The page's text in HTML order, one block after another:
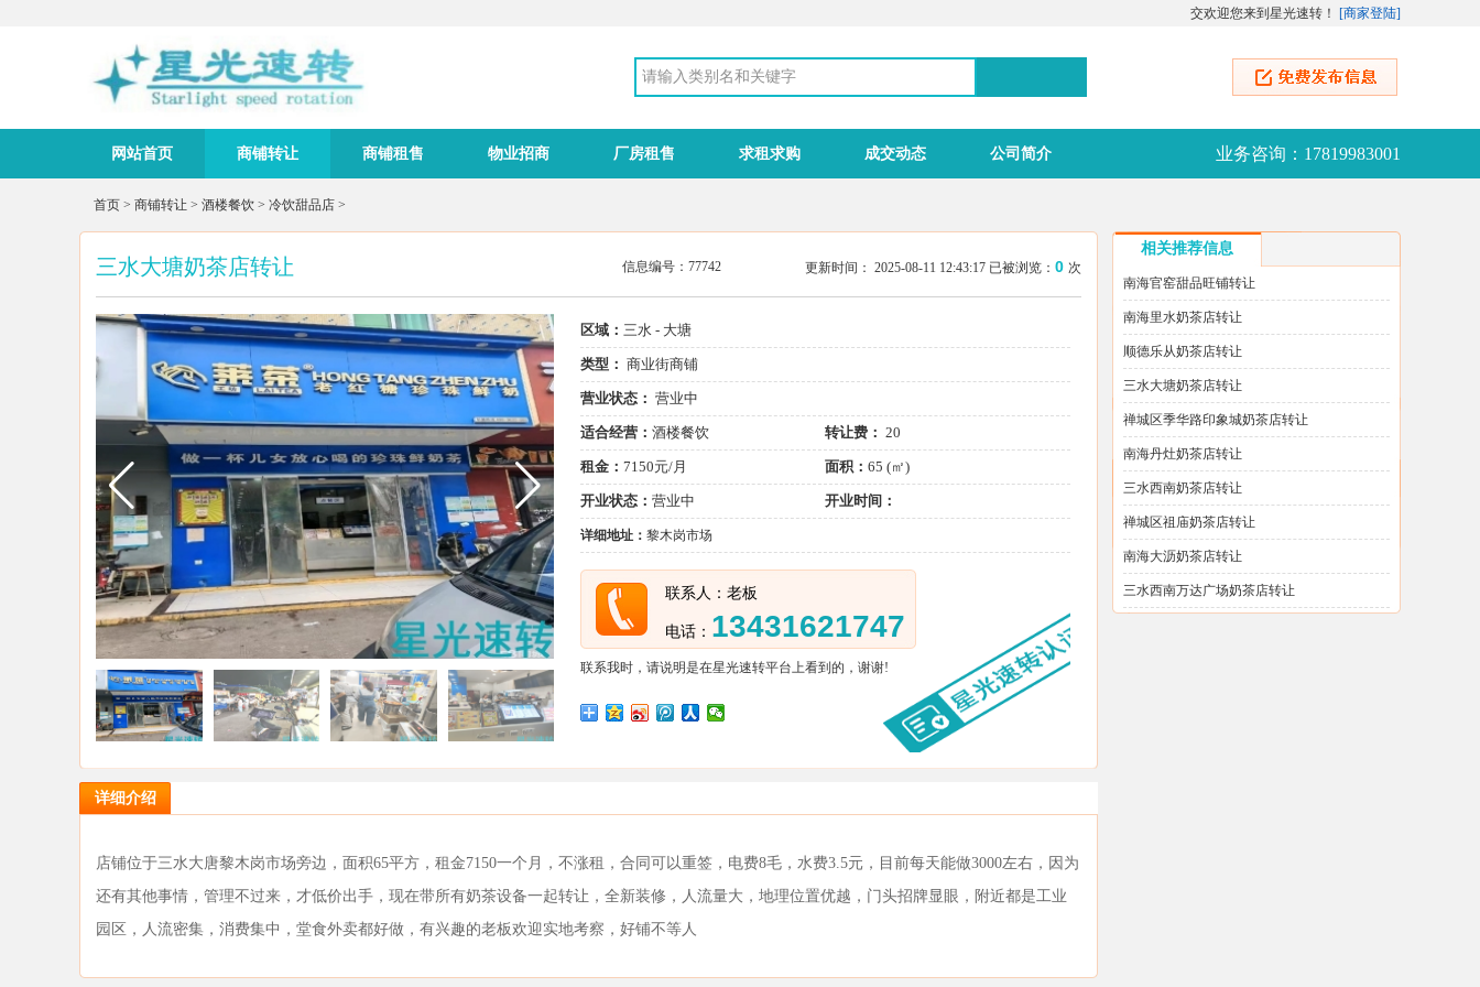
交欢迎您来到星光速转！ [商家登陆]
网站首页 商铺转让 商铺租售 物业招商 厂房租售 求租求购 成交动态 公司简介 业务咨询：17819983001
首页> 商铺转让> 酒楼餐饮> 冷饮甜品店>
三水大塘奶茶店转让 信息编号：77742 更新时间： 2025-08-11 12:43:17 已被浏览： 0 次
区域： 三水 - 大塘
类型： 商业街商铺
营业状态： 营业中
适合经营： 酒楼餐饮 转让费： 20
租金： 7150元/月 面积： 65 (㎡)
开业状态： 营业中 开业时间：
详细地址： 黎木岗市场
联系人：老板
电话： 13431621747
联系我时，请说明是在星光速转平台上看到的，谢谢!
详细介绍
店铺位于三水大唐黎木岗市场旁边，面积65平方，租金7150一个月，不涨租，合同可以重签，电费8毛，水费3.5元，目前每天能做3000左右，因为
还有其他事情，管理不过来，才低价出手，现在带所有奶茶设备一起转让，全新装修，人流量大，地理位置优越，门头招牌显眼，附近都是工业
园区，人流密集，消费集中，堂食外卖都好做，有兴趣的老板欢迎实地考察，好铺不等人
相关推荐信息
南海官窑甜品旺铺转让
南海里水奶茶店转让
顺德乐从奶茶店转让
三水大塘奶茶店转让
禅城区季华路印象城奶茶店转让
南海丹灶奶茶店转让
三水西南奶茶店转让
禅城区祖庙奶茶店转让
南海大沥奶茶店转让
三水西南万达广场奶茶店转让